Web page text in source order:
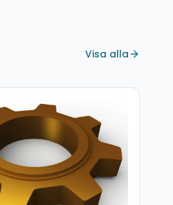
Visa alla